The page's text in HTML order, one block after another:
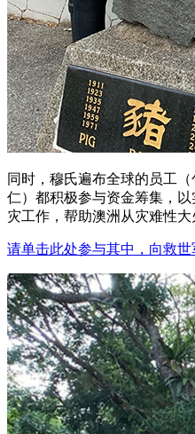
同时，穆氏遍布全球的员工
仁）都积极参与资金筹集，
灾工作，帮助澳洲从灾难性大
请单击此处参与其中，向救